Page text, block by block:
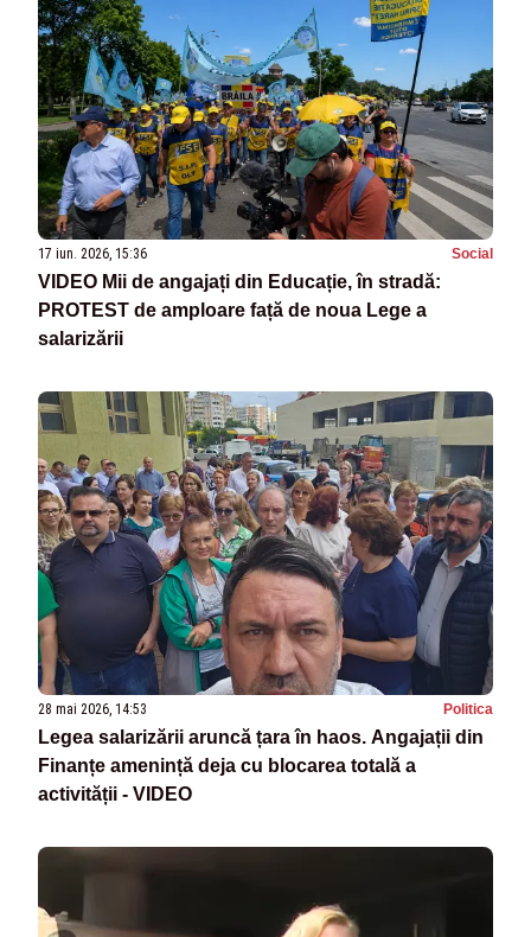
17 iun. 2026, 15:36 Social
VIDEO Mii de angajați din Educație, în stradă:
PROTEST de amploare față de noua Lege a
salarizării
28 mai 2026, 14:53 Politica
Legea salarizării aruncă țara în haos. Angajații din
Finanțe amenință deja cu blocarea totală a
activității - VIDEO